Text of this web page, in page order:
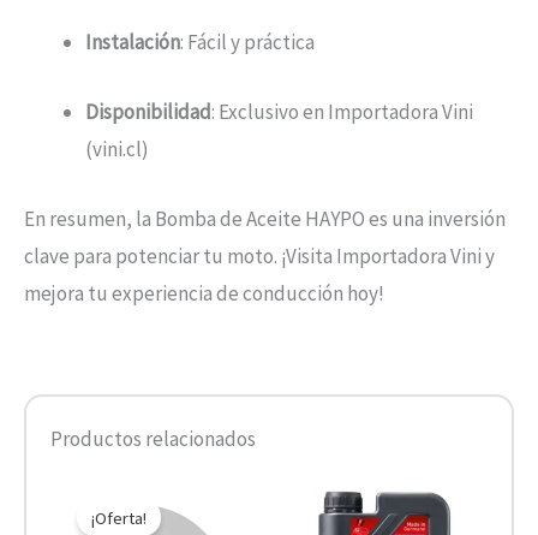
Instalación: Fácil y práctica
Disponibilidad: Exclusivo en Importadora Vini
(vini.cl)
En resumen, la Bomba de Aceite HAYPO es una inversión
clave para potenciar tu moto. ¡Visita Importadora Vini y
mejora tu experiencia de conducción hoy!
Productos relacionados
¡Oferta!
precio
originalactual
de